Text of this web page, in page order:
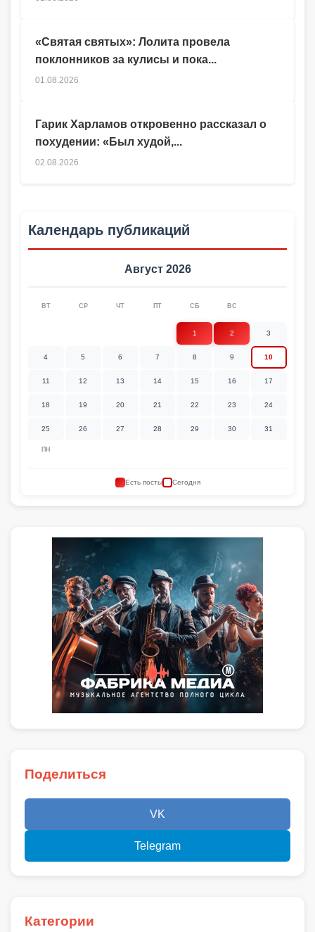
Гарик Харламов откровенно рассказал о
похудении: «Был худой,...
02.08.2026
«Святая святых»: Лолита провела
поклонников за кулисы и пока...
01.08.2026
Календарь публикаций
Август 2026
ПН
ВТ СР ЧТ ПТ СБ ВС
1 2 3
4 5 6 7 8 9 10
11 12 13 14 15 16 17
18 19 20 21 22 23 24
25 26 27 28 29 30 31
Есть посты Сегодня
Поделиться
VK
Telegram
Категории